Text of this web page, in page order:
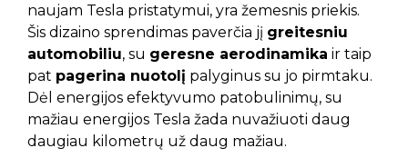
naujam Tesla pristatymui, yra žemesnis priekis.
Šis dizaino sprendimas paverčia jį greitesniu
automobiliu, su geresne aerodinamika ir taip
pat pagerina nuotolį palyginus su jo pirmtaku.
Dėl energijos efektyvumo patobulinimų, su
mažiau energijos Tesla žada nuvažiuoti daug
daugiau kilometrų už daug mažiau.